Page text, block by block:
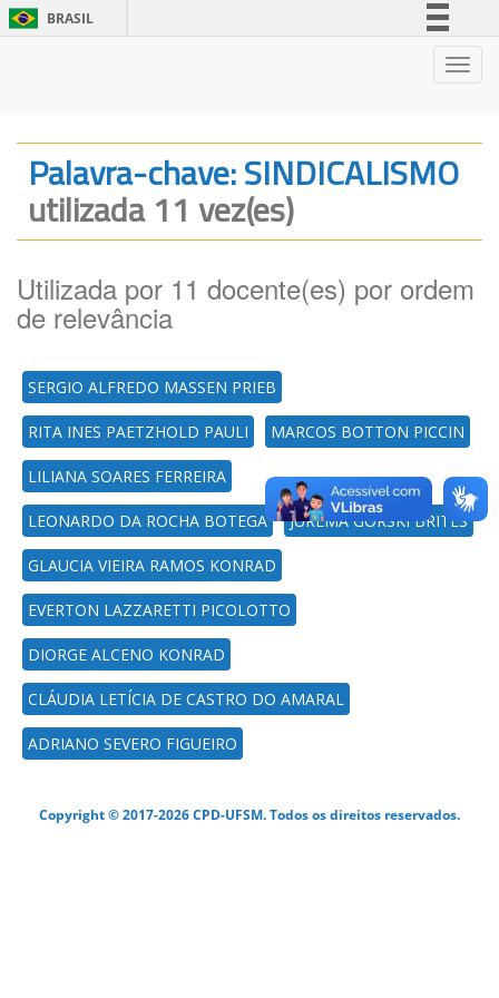
BRASIL
Legislação
Palavra-chave: SINDICALISMO
utilizada 11 vez(es)
Utilizada por 11 docente(es) por ordem
de relevância
SERGIO ALFREDO MASSEN PRIEB
RITA INES PAETZHOLD PAULI MARCOS BOTTON PICCIN
LILIANA SOARES FERREIRA
LEONARDO DA ROCHA BOTEGA JUREMA GORSKI BRITES
GLAUCIA VIEIRA RAMOS KONRAD
EVERTON LAZZARETTI PICOLOTTO
DIORGE ALCENO KONRAD
CLÁUDIA LETÍCIA DE CASTRO DO AMARAL
ADRIANO SEVERO FIGUEIRO
Copyright © 2017-2026 CPD-UFSM. Todos os direitos reservados.